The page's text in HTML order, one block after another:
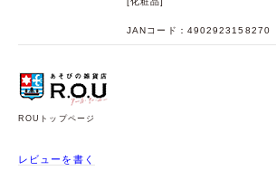
JANコード：4902923158270
ROUトップページ
レビューを書く